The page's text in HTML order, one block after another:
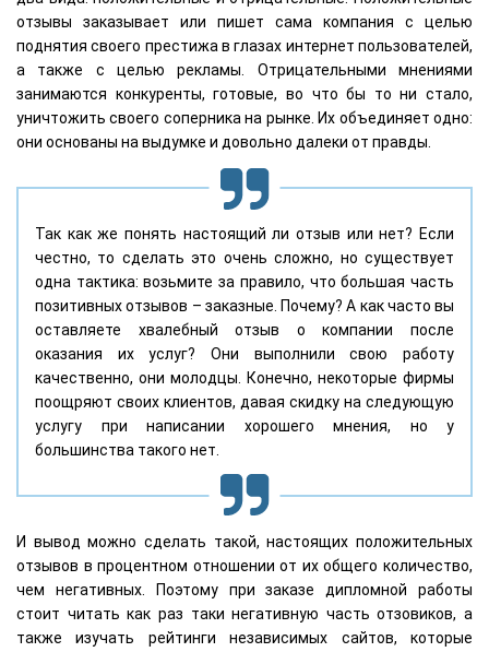
отзывы заказывает или пишет сама компания с целью
поднятия своего престижа в глазах интернет пользователей,
а также с целью рекламы. Отрицательными мнениями
занимаются конкуренты, готовые, во что бы то ни стало,
уничтожить своего соперника на рынке. Их объединяет одно:
они основаны на выдумке и довольно далеки от правды.
Так как же понять настоящий ли отзыв или нет? Если
честно, то сделать это очень сложно, но существует
одна тактика: возьмите за правило, что большая часть
позитивных отзывов – заказные. Почему? А как часто вы
оставляете хвалебный отзыв о компании после
оказания их услуг? Они выполнили свою работу
качественно, они молодцы. Конечно, некоторые фирмы
поощряют своих клиентов, давая скидку на следующую
услугу при написании хорошего мнения, но у
большинства такого нет.
И вывод можно сделать такой, настоящих положительных
отзывов в процентном отношении от их общего количество,
чем негативных. Поэтому при заказе дипломной работы
стоит читать как раз таки негативную часть отзовиков, а
также изучать рейтинги независимых сайтов, которые